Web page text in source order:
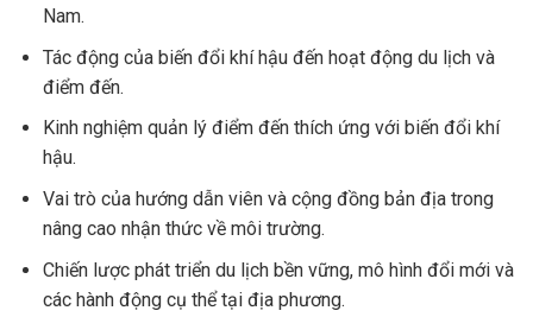
Nam.
Tác động của biến đổi khí hậu đến hoạt động du lịch và
điểm đến.
Kinh nghiệm quản lý điểm đến thích ứng với biến đổi khí
hậu.
Vai trò của hướng dẫn viên và cộng đồng bản địa trong
nâng cao nhận thức về môi trường.
Chiến lược phát triển du lịch bền vững, mô hình đổi mới và
các hành động cụ thể tại địa phương.